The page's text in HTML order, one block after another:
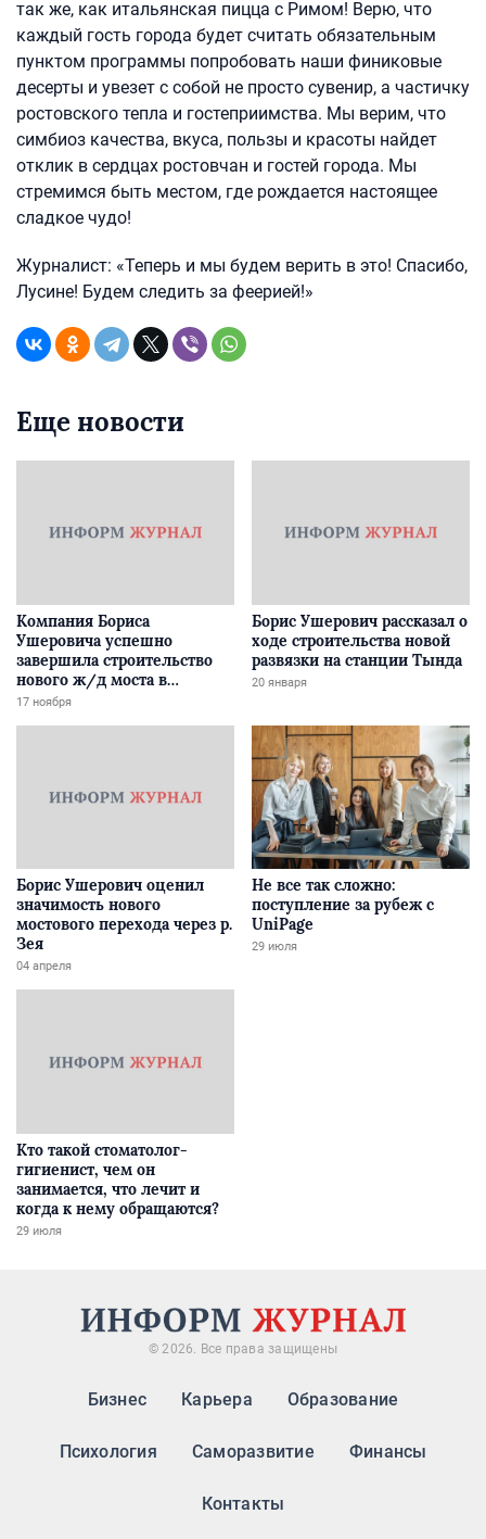
так же, как итальянская пицца с Римом! Верю, что
каждый гость города будет считать обязательным
пунктом программы попробовать наши финиковые
десерты и увезет с собой не просто сувенир, а частичку
ростовского тепла и гостеприимства. Мы верим, что
симбиоз качества, вкуса, пользы и красоты найдет
отклик в сердцах ростовчан и гостей города. Мы
стремимся быть местом, где рождается настоящее
сладкое чудо!
Журналист: «Теперь и мы будем верить в это! Спасибо,
Лусине! Будем следить за феерией!»
Еще новости
Компания Бориса
Ушеровича успешно
завершила строительство
нового ж/д моста в
Забайкалье
17 ноября
Борис Ушерович рассказал о
ходе строительства новой
развязки на станции Тында
20 января
Борис Ушерович оценил
значимость нового
мостового перехода через р.
Зея
04 апреля
Не все так сложно:
поступление за рубеж с
UniPage
29 июля
Кто такой стоматолог-
гигиенист, чем он
занимается, что лечит и
когда к нему обращаются?
29 июля
© 2026. Все права защищены
Бизнес Карьера Образование
Психология Саморазвитие Финансы
Контакты